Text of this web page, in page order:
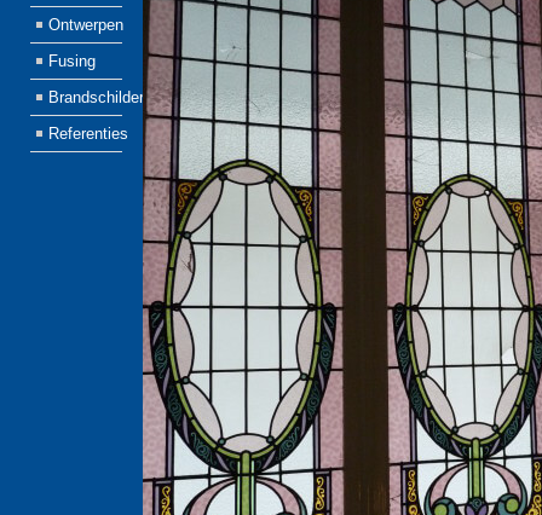
Ontwerpen
Fusing
Brandschilderen
Referenties